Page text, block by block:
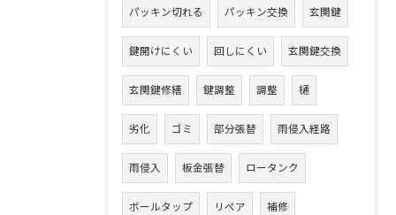
パッキン切れる パッキン交換 玄関鍵
鍵開けにくい 回しにくい 玄関鍵交換
玄関鍵修繕 鍵調整 調整 樋
劣化 ゴミ 部分張替 雨侵入経路
雨侵入 板金張替 ロータンク
ボールタップ リペア 補修